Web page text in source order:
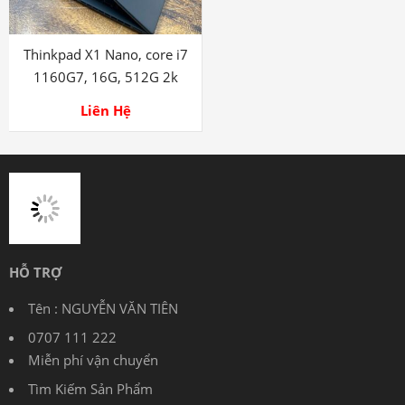
Thinkpad X1 Nano, core i7
1160G7, 16G, 512G 2k
Liên Hệ
HỖ TRỢ
Tên : NGUYỄN VĂN TIÊN
0707 111 222
Tìm Kiếm Sản Phẩm
Tài khoản: NGUYEN VAN TIEN